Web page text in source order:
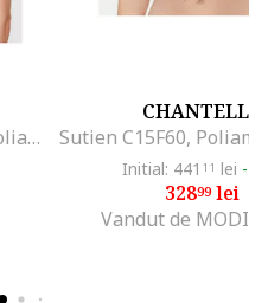
Sutien dama, 300058770, Poliamida/Elastan, Bej, Bej
CHANTELLE
Initial: 441 11 lei -
32899lei
Vandut de